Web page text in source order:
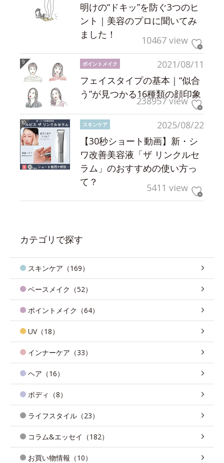
明けの“ドキッ”を防ぐ3つのヒ
ント｜美容のプロに聞いてみ
ました！
10467 view
2021/08/11
ポイントメイク
フェイスタイプの基本｜“似合
う”が見つかる16種類の顔印象
238957 view
2025/08/22
スキンケア
【30秒ショート動画】新・シ
ワ改善美容液「ザ リンクルセ
ラム」のおすすめの使い方っ
て？
5411 view
カテゴリで探す
スキンケア（169）
ベースメイク（52）
ポイントメイク（64）
UV（18）
インナーケア（33）
ヘア（16）
ボディ（8）
ライフスタイル（23）
コラム&エッセイ（182）
お買い物情報（10）